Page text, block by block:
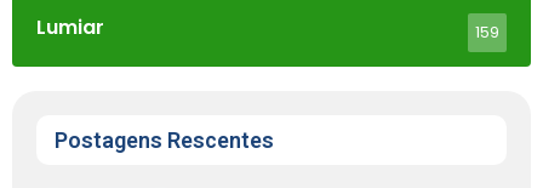
Lumiar 159
Postagens Rescentes